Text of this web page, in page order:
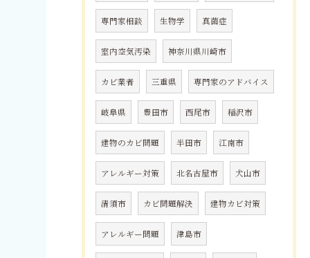
専門家相談 生物学 真菌症
室内空気汚染 神奈川県川崎市
カビ業者 三重県 専門家のアドバイス
岐阜県 豊田市 西尾市 稲沢市
建物のカビ問題 半田市 江南市
アレルギー対策 北名古屋市 犬山市
清須市 カビ問題解決 建物カビ対策
アレルギー問題 津島市